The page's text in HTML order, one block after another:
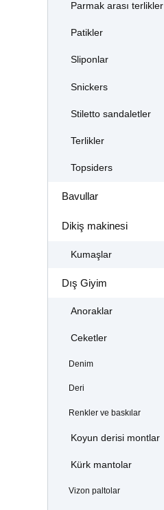
Parmak arası terlikler
Patikler
Sliponlar
Snickers
Stiletto sandaletler
Terlikler
Topsiders
Bavullar
Dikiş makinesi
Kumaşlar
Dış Giyim
Anoraklar
Ceketler
Denim
Deri
Renkler ve baskılar
Koyun derisi montlar
Kürk mantolar
Vizon paltolar